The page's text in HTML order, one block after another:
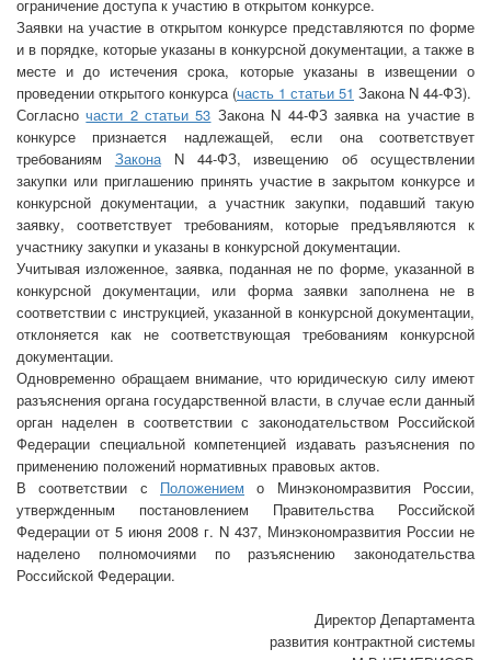
ограничение доступа к участию в открытом конкурсе.
Заявки на участие в открытом конкурсе представляются по форме
и в порядке, которые указаны в конкурсной документации, а также в
месте и до истечения срока, которые указаны в извещении о
проведении открытого конкурса (часть 1 статьи 51 Закона N 44-ФЗ).
Согласночасти 2 статьи 53 Закона N 44-ФЗ заявка на участие в
конкурсе признается надлежащей, если она соответствует
требованиям ЗаконаN 44-ФЗ, извещению об осуществлении
закупки или приглашению принять участие в закрытом конкурсе и
конкурсной документации, а участник закупки, подавший такую
заявку, соответствует требованиям, которые предъявляются к
участнику закупки и указаны в конкурсной документации.
Учитывая изложенное, заявка, поданная не по форме, указанной в
конкурсной документации, или форма заявки заполнена не в
соответствии с инструкцией, указанной в конкурсной документации,
отклоняется как не соответствующая требованиям конкурсной
документации.
Одновременно обращаем внимание, что юридическую силу имеют
разъяснения органа государственной власти, в случае если данный
орган наделен в соответствии с законодательством Российской
Федерации специальной компетенцией издавать разъяснения по
применению положений нормативных правовых актов.
В соответствии с Положением о Минэкономразвития России,
утвержденным постановлением Правительства Российской
Федерации от 5 июня 2008 г. N 437, Минэкономразвития России не
наделено полномочиями по разъяснению законодательства
Российской Федерации.
Директор Департамента
развития контрактной системы